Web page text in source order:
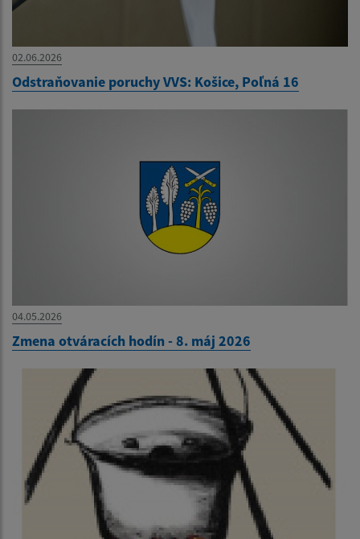
02.06.2026
Odstraňovanie poruchy VVS: Košice, Poľná 16
04.05.2026
Zmena otváracích hodín - 8. máj 2026